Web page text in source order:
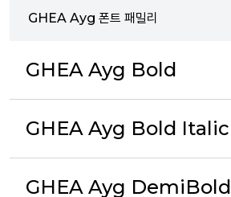
GHEA Ayg 폰트 패밀리
GHEA Ayg Bold
GHEA Ayg Bold Italic
GHEA Ayg DemiBold